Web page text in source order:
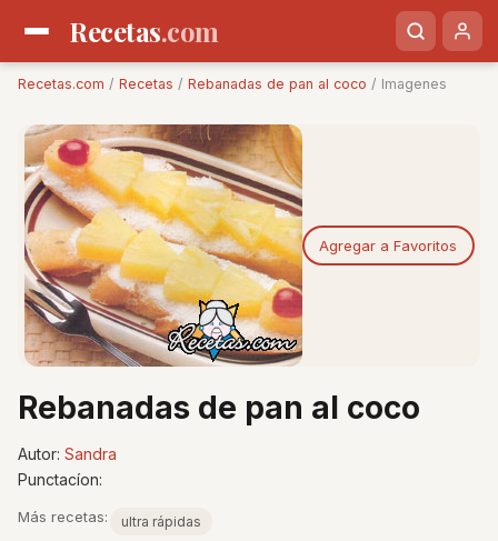
Recetas.com
Recetas.com / Recetas / Rebanadas de pan al coco / Imagenes
Agregar a Favoritos
Rebanadas de pan al coco
Autor: Sandra
Punctacíon:
Más recetas: ultra rápidas